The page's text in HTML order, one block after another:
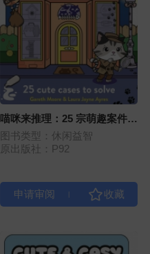
喵咪来推理：25 宗萌趣案件等
你破解
图书类型：休闲益智
原出版社：P92